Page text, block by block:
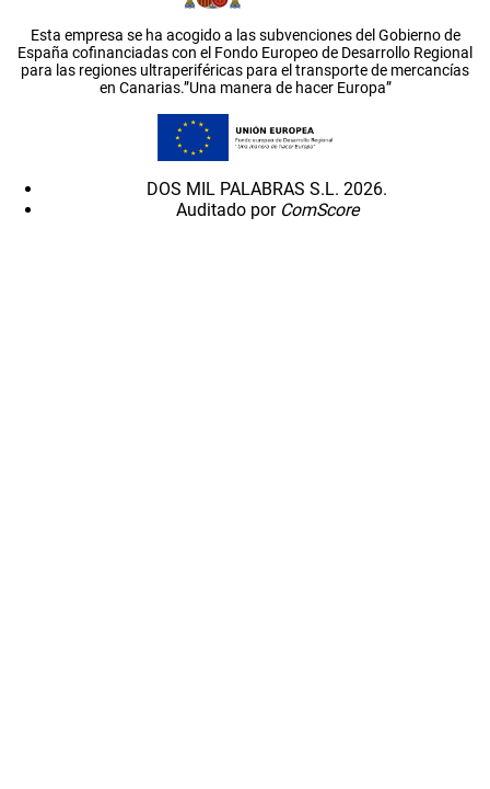
Esta empresa se ha acogido a las subvenciones del Gobierno de
España cofinanciadas con el Fondo Europeo de Desarrollo Regional
para las regiones ultraperiféricas para el transporte de mercancías
en Canarias.”Una manera de hacer Europa”
DOS MIL PALABRAS S.L. 2026.
Auditado por ComScore